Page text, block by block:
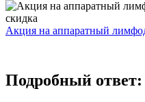
Акция на аппаратный
Подробный ответ: